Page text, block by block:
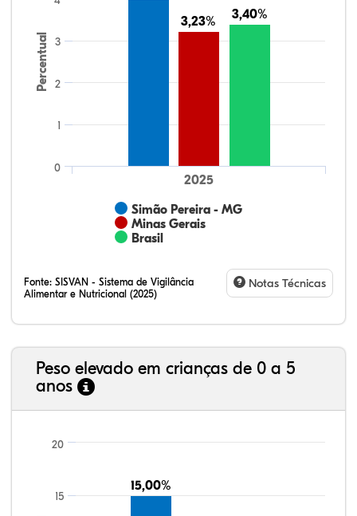
Percentual
3,23%
3,23% 3,40%
3,40%
Simão Pereira - MG
Minas Gerais
Brasil
2025
0
1
2
3
Fonte: SISVAN - Sistema de Vigilância
Alimentar e Nutricional (2025)
Notas Técnicas
Peso elevado em crianças de 0 a 5
anos
15,00%
15,00%
15
20